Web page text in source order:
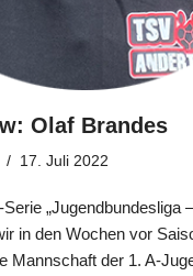
Olaf Brandes
17. Juli 2022
„Jugendbundesliga
in den Wochen vor
Mannschaft der 1. A-